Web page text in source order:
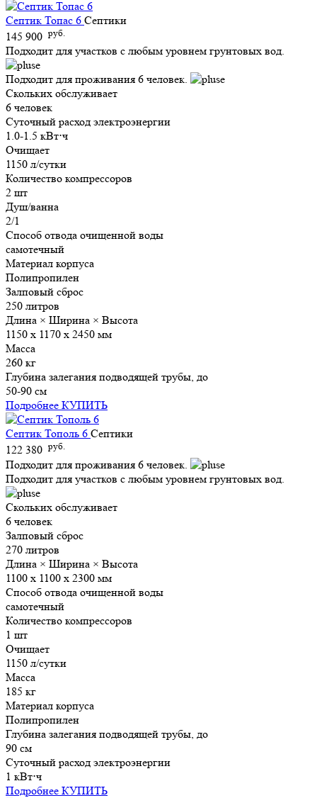
Септик Топас 6 Септики
145 900 руб.
Подходит для участков с любым уровнем грунтовых вод.
Подходит для проживания 6 человек.
Скольких обслуживает
6 человек
Суточный расход электроэнергии
1.0-1.5 кВт⋅ч
Очищает
1150 л/сутки
Количество компрессоров
2 шт
Душ/ванна
2/1
Способ отвода очищенной воды
самотечный
Материал корпуса
Полипропилен
Залповый сброс
250 литров
Длина × Ширина × Высота
1150 х 1170 х 2450 мм
Масса
260 кг
Глубина залегания подводящей трубы, до
50-90 см
Подробнее КУПИТЬ
Септик Тополь 6 Септики
122 380 руб.
Подходит для проживания 6 человек.
Подходит для участков с любым уровнем грунтовых вод.
Скольких обслуживает
6 человек
Залповый сброс
270 литров
Длина × Ширина × Высота
1100 х 1100 х 2300 мм
Способ отвода очищенной воды
самотечный
Количество компрессоров
1 шт
Очищает
1150 л/сутки
Масса
185 кг
Материал корпуса
Полипропилен
Глубина залегания подводящей трубы, до
90 см
Суточный расход электроэнергии
1 кВт⋅ч
Подробнее КУПИТЬ